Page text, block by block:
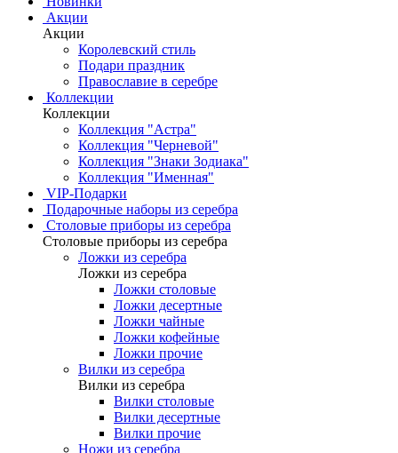
Акции
Акции
Королевский стиль
Подари праздник
Православие в серебре
Коллекции
Коллекции
Коллекция "Астра"
Коллекция "Черневой"
Коллекция "Знаки Зодиака"
Коллекция "Именная"
VIP-Подарки
Подарочные наборы из серебра
Столовые приборы из серебра
Столовые приборы из серебра
Ложки из серебра
Ложки из серебра
Ложки столовые
Ложки десертные
Ложки чайные
Ложки кофейные
Ложки прочие
Вилки из серебра
Вилки из серебра
Вилки столовые
Вилки десертные
Вилки прочие
Ножи из серебра